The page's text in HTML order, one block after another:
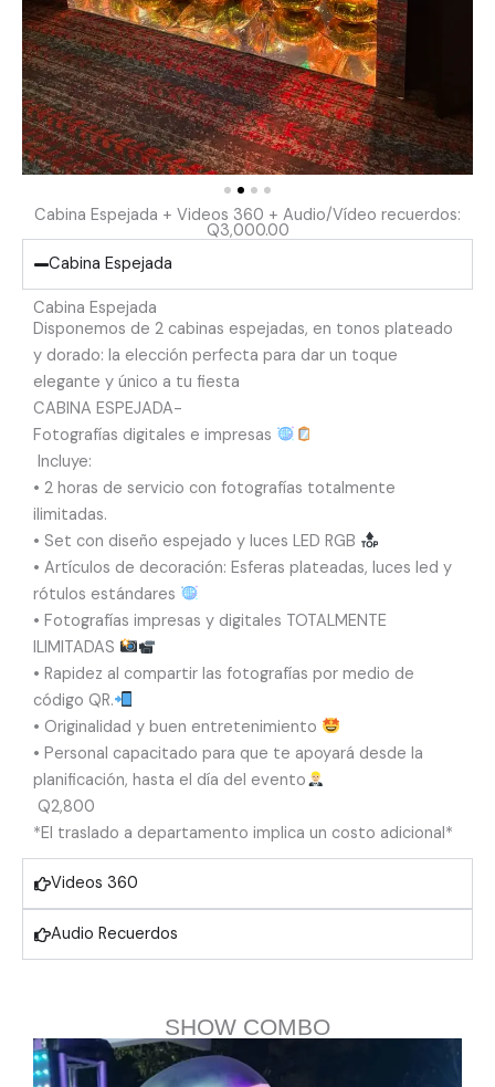
Cabina Espejada + Videos 360 + Audio/Vídeo recuerdos:
Q3,000.00
Cabina Espejada
Cabina Espejada
Disponemos de 2 cabinas espejadas, en tonos plateado
y dorado: la elección perfecta para dar un toque
elegante y único a tu fiesta
CABINA ESPEJADA-
Fotografías digitales e impresas
Incluye:
•⁠ ⁠2 horas de servicio con fotografías totalmente
ilimitadas.
•⁠ ⁠Set con diseño espejado y luces LED RGB
•⁠ ⁠Artículos de decoración: Esferas plateadas, luces led y
rótulos estándares
•⁠ ⁠Fotografías impresas y digitales TOTALMENTE
ILIMITADAS
•⁠ ⁠Rapidez al compartir las fotografías por medio de
código QR.
•⁠ ⁠Originalidad y buen entretenimiento
•⁠ ⁠Personal capacitado para que te apoyará desde la
planificación, hasta el día del evento
Q2,800
*El traslado a departamento implica un costo adicional*
Videos 360
Audio Recuerdos
SHOW COMBO